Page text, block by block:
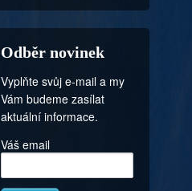
Odběr novinek
Vyplňte svůj e-mail a my
Vám budeme zasílat
aktuální informace.
Váš email